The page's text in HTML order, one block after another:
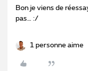
Bon je viens de
pas… :/
1 personne aime